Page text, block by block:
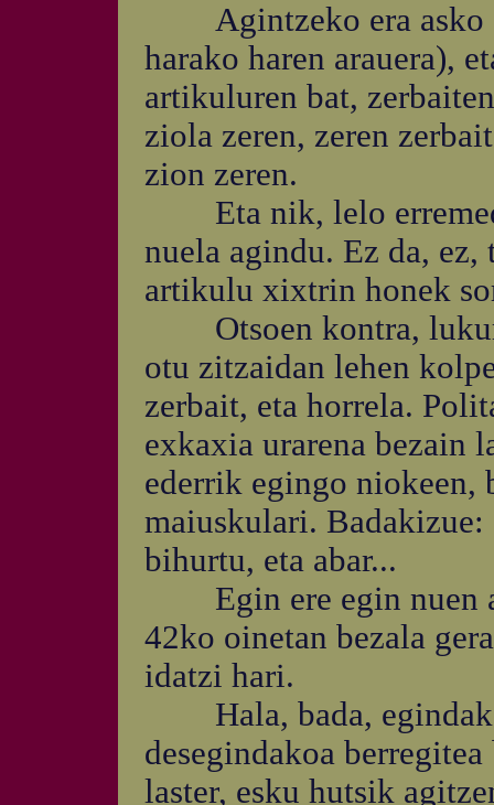
Agintzeko era asko
harako haren arauera),
artikuluren bat,
ziola zeren, zeren
zion zeren.
Eta nik, lelo
nuela agindu. Ez da,
artikulu xixtrin honek
Otsoen kontra,
otu zitzaidan lehen
zerbait, eta horrela.
exkaxia urarena bezain
ederrik egingo niokeen,
maiuskulari.
bihurtu, eta abar...
Egin ere egin nuen
42ko oinetan bezala
idatzi hari.
Hala, bada,
desegindakoa
laster, esku hutsik